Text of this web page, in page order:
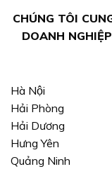
CHÚNG TÔI
DOANH
Hà Nội
Hải Phòng
Hải Dương
Hưng Yên
Quảng Ninh